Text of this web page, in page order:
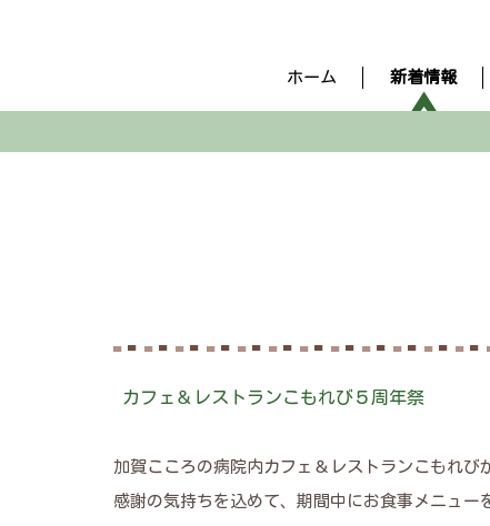
ホーム 新着情報
カフェ＆レストランこもれび５周年祭
加賀こころの病院内カフェ＆レストランこもれび
感謝の気持ちを込めて、期間中にお食事メニュー